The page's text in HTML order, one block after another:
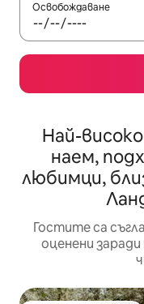
Освобождаване
Най-
наем,
любимци,
Гостите са
оценени